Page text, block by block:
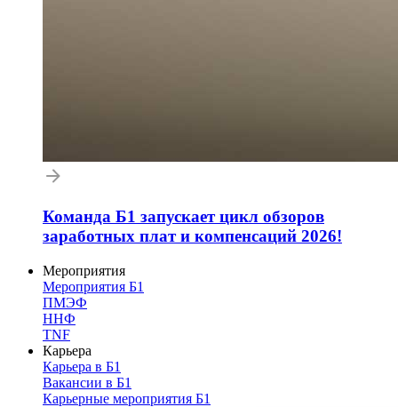
Команда Б1 запускает цикл обзоров
заработных плат и компенсаций 2026!
Мероприятия
Мероприятия Б1
ПМЭФ
ННФ
TNF
Карьера
Карьера в Б1
Вакансии в Б1
Карьерные мероприятия Б1